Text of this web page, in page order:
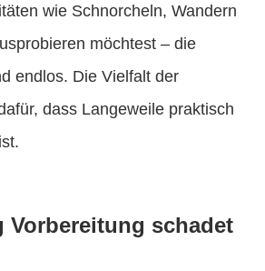
wie Schnorcheln, Wandern
möchtest – die
endlos. Die Vielfalt der
dass Langeweile praktisch
Vorbereitung schadet